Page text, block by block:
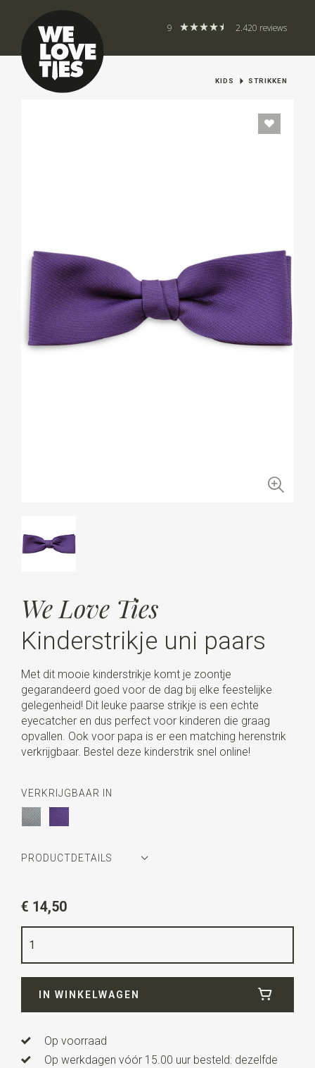
9 2.420 reviews
KIDS STRIKKEN
We Love Ties
Kinderstrikje uni paars
Met dit mooie kinderstrikje komt je zoontje
gegarandeerd goed voor de dag bij elke feestelijke
gelegenheid! Dit leuke paarse strikje is een echte
eyecatcher en dus perfect voor kinderen die graag
opvallen. Ook voor papa is er een matching herenstrik
verkrijgbaar. Bestel deze kinderstrik snel online!
VERKRIJGBAAR IN
PRODUCTDETAILS
paars
Kwaliteit
Lengte3,5 cm
verstelbaar elastieken bandje. Deze kinderstrik is
geschikt voor kinderen van ca. 3 tot 10 jaar.
€ 14,50
IN WINKELWAGEN
Op voorraad
Op werkdagen vóór 15.00 uur besteld: dezelfde